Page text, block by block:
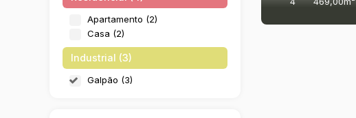
Apartamento (2)
Casa (2)
Industrial (3)
Galpão (3)